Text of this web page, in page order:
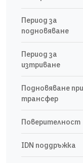
Период за
подновяване
Период за
изтриване
Подновяване при
трансфер
Поверителност
IDN поддръжка